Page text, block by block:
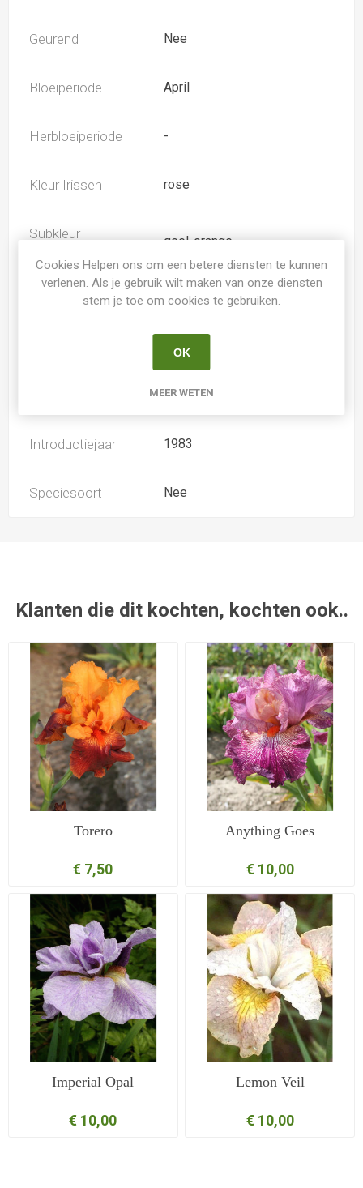
Geurend Nee
Bloeiperiode April
Herbloeiperiode -
Kleur Irissen rose
Subkleur
geel-orange
IB
Iris Germanica Intermediair
Williams
Introductiejaar 1983
Speciesoort Nee
Klanten die dit kochten, kochten ook..
Torero
€ 7,50
Anything Goes
€ 10,00
Imperial Opal
€ 10,00
Lemon Veil
€ 10,00
Cookies Helpen ons om een betere diensten te kunnen
verlenen. Als je gebruik wilt maken van onze diensten
stem je toe om cookies te gebruiken.
OK
MEER WETEN